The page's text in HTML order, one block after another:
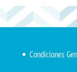
Condiciones